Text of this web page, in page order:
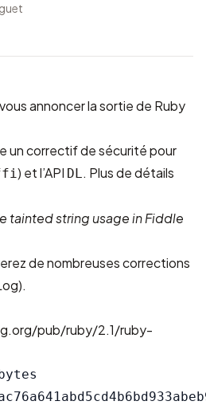
annoncer la sortie de Ruby
un correctif de sécurité pour
) et l’API DL. Plus de détails
tainted string usage in Fiddle
de nombreuses corrections
).
pub/ruby/2.1/ruby-